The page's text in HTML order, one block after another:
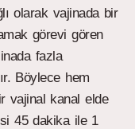
olarak vajinada bir
görevi gören
fazla
Böylece hem
vajinal kanal elde
45 dakika ile 1